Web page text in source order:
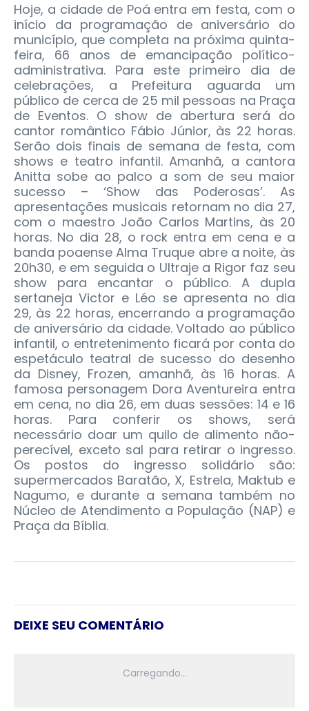
Hoje, a cidade de Poá entra em festa, com o
início da programação de aniversário do
município, que completa na próxima quinta-
feira, 66 anos de emancipação político-
administrativa. Para este primeiro dia de
celebrações, a Prefeitura aguarda um
público de cerca de 25 mil pessoas na Praça
de Eventos. O show de abertura será do
cantor romântico Fábio Júnior, às 22 horas.
Serão dois finais de semana de festa, com
shows e teatro infantil. Amanhã, a cantora
Anitta sobe ao palco a som de seu maior
sucesso – ‘Show das Poderosas’. As
apresentações musicais retornam no dia 27,
com o maestro João Carlos Martins, às 20
horas. No dia 28, o rock entra em cena e a
banda poaense Alma Truque abre a noite, às
20h30, e em seguida o Ultraje a Rigor faz seu
show para encantar o público. A dupla
sertaneja Victor e Léo se apresenta no dia
29, às 22 horas, encerrando a programação
de aniversário da cidade. Voltado ao público
infantil, o entretenimento ficará por conta do
espetáculo teatral de sucesso do desenho
da Disney, Frozen, amanhã, às 16 horas. A
famosa personagem Dora Aventureira entra
em cena, no dia 26, em duas sessões: 14 e 16
horas. Para conferir os shows, será
necessário doar um quilo de alimento não-
perecível, exceto sal para retirar o ingresso.
Os postos do ingresso solidário são:
supermercados Baratão, X, Estrela, Maktub e
Nagumo, e durante a semana também no
Núcleo de Atendimento a População (NAP) e
Praça da Bíblia.
DEIXE SEU COMENTÁRIO